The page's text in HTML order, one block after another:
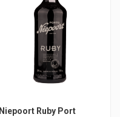
Niepoort Ruby Port